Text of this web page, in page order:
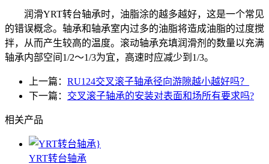
润滑YRT转台轴承时，油脂涂的越多越好，这是一个常见
的错误概念。轴承和轴承室内过多的油脂将造成油脂的过度搅
拌，从而产生较高的温度。滚动轴承充填润滑剂的数量以充满
轴承内部空间1/2～1/3为宜，高速时应减少到1/3。
上一篇： RU124交叉滚子轴承径向游隙越小越好吗？
下一篇： 交叉滚子轴承的安装对表面和场所有要求吗?
相关产品
YRT转台轴承